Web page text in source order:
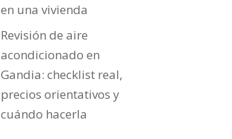
en una vivienda
Revisión de aire
acondicionado en
Gandia: checklist real,
precios orientativos y
cuándo hacerla